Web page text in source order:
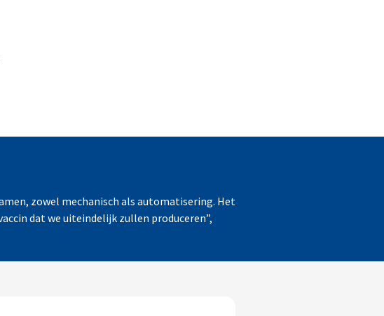
zowel mechanisch als automatisering. Het
dat we uiteindelijk zullen produceren”,